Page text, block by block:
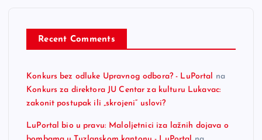
Recent Comments
Konkurs bez odluke Upravnog odbora? - LuPortal na
Konkurs za direktora JU Centar za kulturu Lukavac:
zakonit postupak ili „skrojeni“ uslovi?
LuPortal bio u pravu: Maloljetnici iza lažnih dojava o